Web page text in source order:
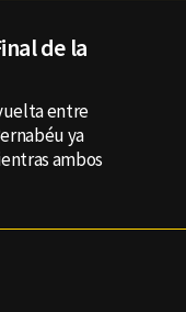
de la
entre
ya
ambos